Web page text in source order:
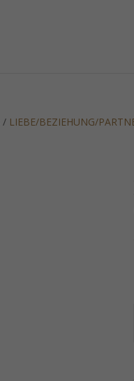
/ LIEBE/BEZIEHUNG/